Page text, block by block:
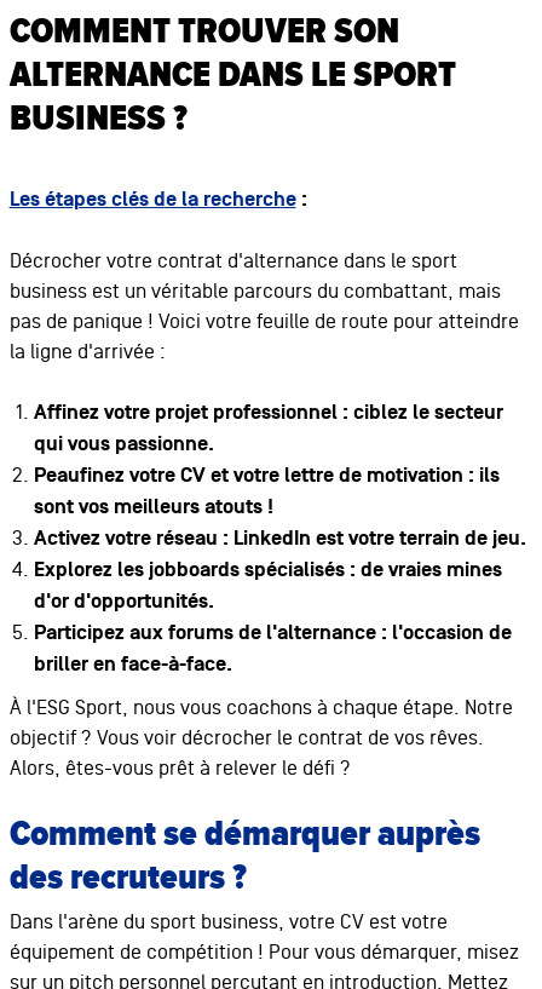
COMMENT TROUVER SON
ALTERNANCE DANS LE SPORT
BUSINESS ?
Les étapes clés de la recherche:
Décrocher votre contrat d'alternance dans le sport
business est un véritable parcours du combattant, mais
pas de panique ! Voici votre feuille de route pour atteindre
la ligne d'arrivée :
Affinez votre projet professionnel : ciblez le secteur
qui vous passionne.
Peaufinez votre CV et votre lettre de motivation : ils
sont vos meilleurs atouts !
Activez votre réseau : LinkedIn est votre terrain de jeu.
Explorez les jobboards spécialisés : de vraies mines
d'or d'opportunités.
Participez aux forums de l'alternance : l'occasion de
briller en face-à-face.
À l'ESG Sport, nous vous coachons à chaque étape. Notre
objectif ? Vous voir décrocher le contrat de vos rêves.
Alors, êtes-vous prêt à relever le défi ?
Comment se démarquer auprès
des recruteurs ?
Dans l'arène du sport business, votre CV est votre
équipement de compétition ! Pour vous démarquer, misez
sur un pitch personnel percutant en introduction. Mettez